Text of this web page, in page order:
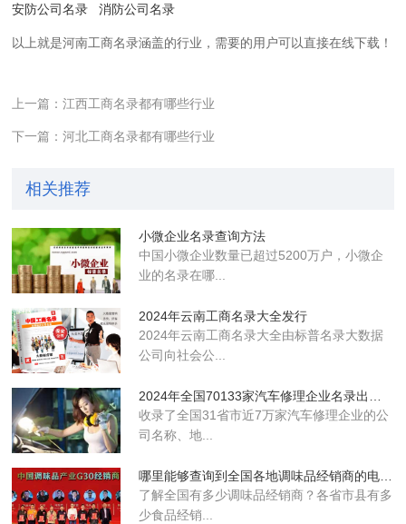
安防公司名录 消防公司名录
以上就是河南工商名录涵盖的行业，需要的用户可以直接在线下载！
上一篇：江西工商名录都有哪些行业
下一篇：河北工商名录都有哪些行业
相关推荐
小微企业名录查询方法
中国小微企业数量已超过5200万户，小微企
业的名录在哪...
2024年云南工商名录大全发行
2024年云南工商名录大全由标普名录大数据
公司向社会公...
2024年全国70133家汽车修理企业名录出版发行
收录了全国31省市近7万家汽车修理企业的公
司名称、地...
哪里能够查询到全国各地调味品经销商的电话名单
了解全国有多少调味品经销商？各省市县有多
少食品经销...